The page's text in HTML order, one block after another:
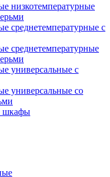
низкотемпературные
среднетемпературные с
среднетемпературные
универсальные с
универсальные со
шкафы